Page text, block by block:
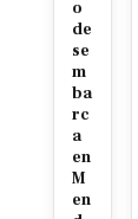
o
de
se
m
ba
rc
a
en
M
en